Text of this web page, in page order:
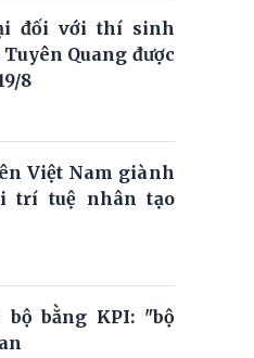
đối với thí sinh
Quang được
8
Việt Nam giành
trí tuệ nhân tạo
bằng KPI: "bộ